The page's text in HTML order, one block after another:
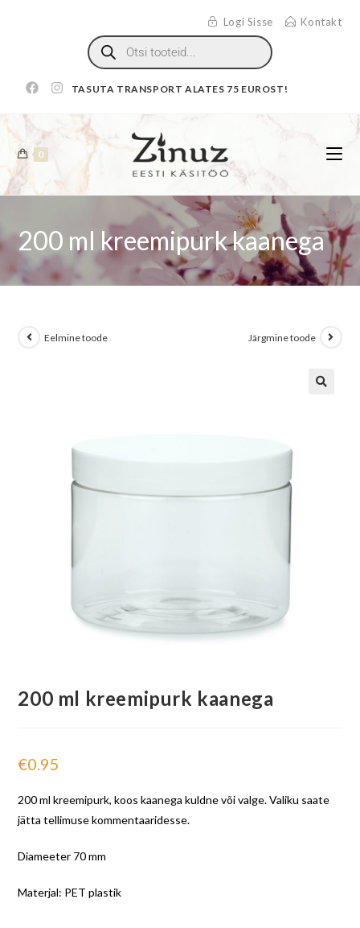
Logi Sisse Kontakt
TASUTA TRANSPORT ALATES 75 EUROST!
0
200 ml kreemipurk kaanega
Eelmine toode Järgmine toode
200 ml kreemipurk kaanega
€0.95
200 ml kreemipurk, koos kaanega kuldne või valge. Valiku saate
jätta tellimuse kommentaaridesse.
Diameeter 70 mm
Materjal: PET plastik